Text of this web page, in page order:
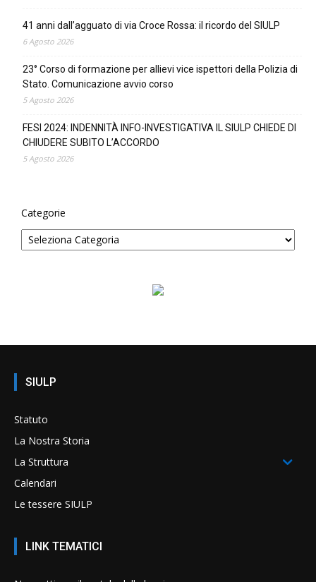
41 anni dall’agguato di via Croce Rossa: il ricordo del SIULP
6 Agosto 2026
23° Corso di formazione per allievi vice ispettori della Polizia di
Stato. Comunicazione avvio corso
5 Agosto 2026
FESI 2024: INDENNITÀ INFO-INVESTIGATIVA IL SIULP CHIEDE DI
CHIUDERE SUBITO L’ACCORDO
5 Agosto 2026
Categorie
SIULP
Statuto
La Nostra Storia
La Struttura
Calendari
Le tessere SIULP
LINK TEMATICI